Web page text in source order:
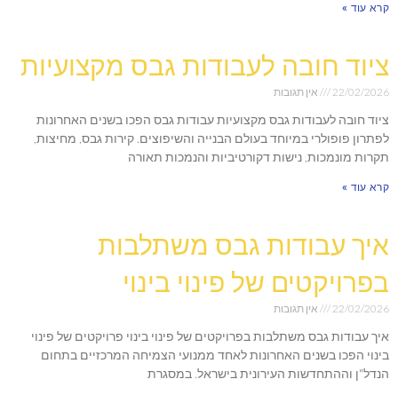
קרא עוד »
ציוד חובה לעבודות גבס מקצועיות
22/02/2026 אין תגובות
ציוד חובה לעבודות גבס מקצועיות עבודות גבס הפכו בשנים האחרונות
לפתרון פופולרי במיוחד בעולם הבנייה והשיפוצים. קירות גבס, מחיצות,
תקרות מונמכות, נישות דקורטיביות והנמכות תאורה
קרא עוד »
איך עבודות גבס משתלבות
בפרויקטים של פינוי בינוי
22/02/2026 אין תגובות
איך עבודות גבס משתלבות בפרויקטים של פינוי בינוי פרויקטים של פינוי
בינוי הפכו בשנים האחרונות לאחד ממנועי הצמיחה המרכזיים בתחום
הנדל"ן וההתחדשות העירונית בישראל. במסגרת